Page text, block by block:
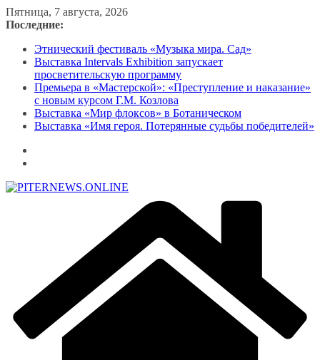
Перейти
к
Пятница, 7 августа, 2026
Последние:
Этнический фестиваль «Музыка мира. Сад»
Выставка Intervals Exhibition запускает
просветительскую программу
Премьера в «Мастерской»: «Преступление и наказание»
с новым курсом Г.М. Козлова
Выставка «Мир флоксов» в Ботаническом
Выставка «Имя героя. Потерянные судьбы победителей»